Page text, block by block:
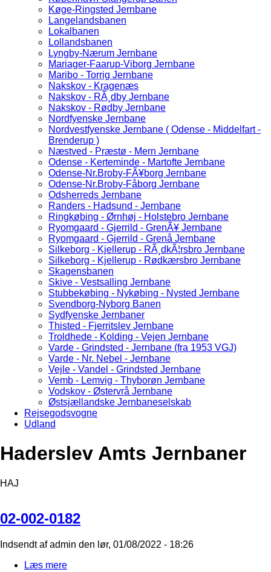
Køge-Ringsted Jernbane
Langelandsbanen
Lokalbanen
Lollandsbanen
Lyngby-Nærum Jernbane
Mariager-Faarup-Viborg Jernbane
Maribo - Torrig Jernbane
Nakskov - Kragenæs
Nakskov - RÃ¸dby Jernbane
Nakskov - Rødby Jernbane
Nordfyenske Jernbane
Nordvestfyenske Jernbane ( Odense - Middelfart -
Brenderup )
Næstved - Præstø - Mern Jernbane
Odense - Kerteminde - Martofte Jernbane
Odense-Nr.Broby-FÃ¥borg Jernbane
Odense-Nr.Broby-Fåborg Jernbane
Odsherreds Jernbane
Randers - Hadsund - Jernbane
Ringkøbing - Ørnhøj - Holstebro Jernbane
Ryomgaard - Gjerrild - GrenÃ¥ Jernbane
Ryomgaard - Gjerrild - Grenå Jernbane
Silkeborg - Kjellerup - RÃ¸dkÃ¦rsbro Jernbane
Silkeborg - Kjellerup - Rødkærsbro Jernbane
Skagensbanen
Skive - Vestsalling Jernbane
Stubbekøbing - Nykøbing - Nysted Jernbane
Svendborg-Nyborg Banen
Sydfyenske Jernbaner
Thisted - Fjerritslev Jernbane
Troldhede - Kolding - Vejen Jernbane
Varde - Grindsted - Jernbane (fra 1953 VGJ)
Varde - Nr. Nebel - Jernbane
Vejle - Vandel - Grindsted Jernbane
Vemb - Lemvig - Thyborøn Jernbane
Vodskov - Østervrå Jernbane
Østsjællandske Jernbaneselskab
Rejsegodsvogne
Udland
Haderslev Amts Jernbaner
HAJ
02-002-0182
Indsendt afadmin den lør, 01/08/2022 - 18:26
Læs mere